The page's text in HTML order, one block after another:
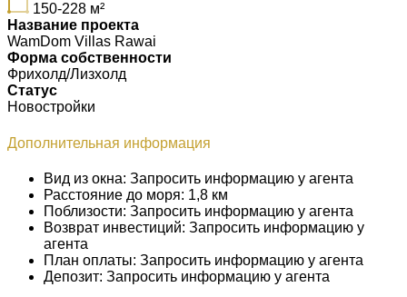
150-228 м²
Название проекта
WamDom Villas Rawai
Форма собственности
Фрихолд/Лизхолд
Статус
Новостройки
Дополнительная информация
Вид из окна: Запросить информацию у агента
Расстояние до моря: 1,8 км
Поблизости: Запросить информацию у агента
Возврат инвестиций: Запросить информацию у
агента
План оплаты: Запросить информацию у агента
Депозит: Запросить информацию у агента